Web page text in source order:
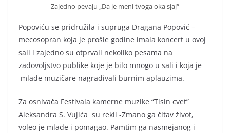
Zajedno pevaju „Da je meni tvoga oka sjaj“
Popoviću se pridružila i supruga Dragana Popović –
mecosopran koja je prošle godine imala koncert u ovoj
sali i zajedno su otprvali nekoliko pesama na
zadovoljstvo publike koje je bilo mnogo u sali i koja je
mlade muzičare nagrađivali burnim aplauzima.
Za osnivača Festivala kamerne muzike “Tisin cvet”
Aleksandra S. Vujića su rekli -Zmano ga čitav život,
voleo je mlade i pomagao. Pamtim ga nasmejanog i